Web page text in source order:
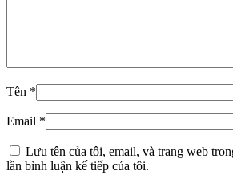
Tên *
Email *
Lưu tên của tôi, email, và trang web
lần bình luận kế tiếp của tôi.